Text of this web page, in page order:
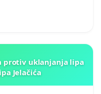
protiv uklanjanja lipa
Jelačića